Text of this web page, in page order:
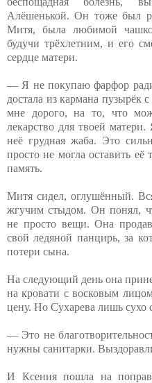
Алёшенькой. Он тоже был
Митя, была любимой
будучи трёхлетним, и его
сердце матери.
— Я не покупаю фарфор
достала из кармана
мне дорого, на то, что
лекарство для твоей
неё грудная жаба. Это
просто не могла оставить
память.
Митя сидел, оглушённый.
жгучим стыдом. Он понял,
не просто вещи. Она
свой ледяной панцирь, за
потери сына.
На следующий день она
на кровати с восковым
цену. Но Сухарева лишь сухо
— Это не
нужны санитарки.
И Ксения пошла на